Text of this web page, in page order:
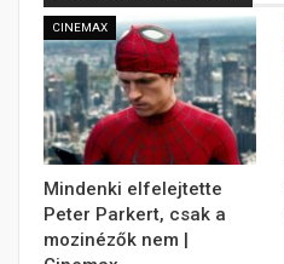
CINEMAX
Mindenki elfelejtette
Peter Parkert, csak a
mozinézők nem |